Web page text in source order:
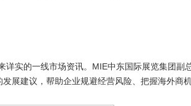
实的一线市场资讯。MIE中东国际展览集团副
展建议，帮助企业规避经营风险、把握海外商机